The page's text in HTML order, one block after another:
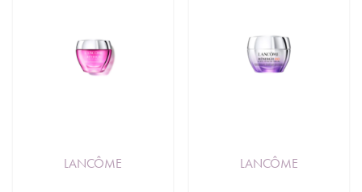
LANCÔME LANCÔME